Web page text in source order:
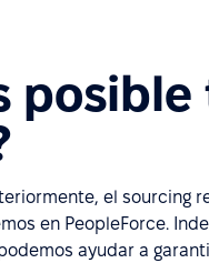
el
en PeopleForce.
ayudar a